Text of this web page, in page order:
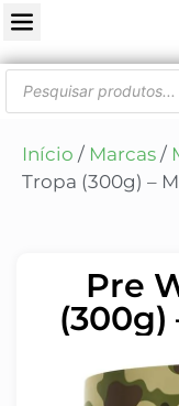
Início / Marcas /
Tropa (300g) –
Pre
(300g)